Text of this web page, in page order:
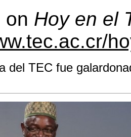
on Hoy en el
del TEC fue